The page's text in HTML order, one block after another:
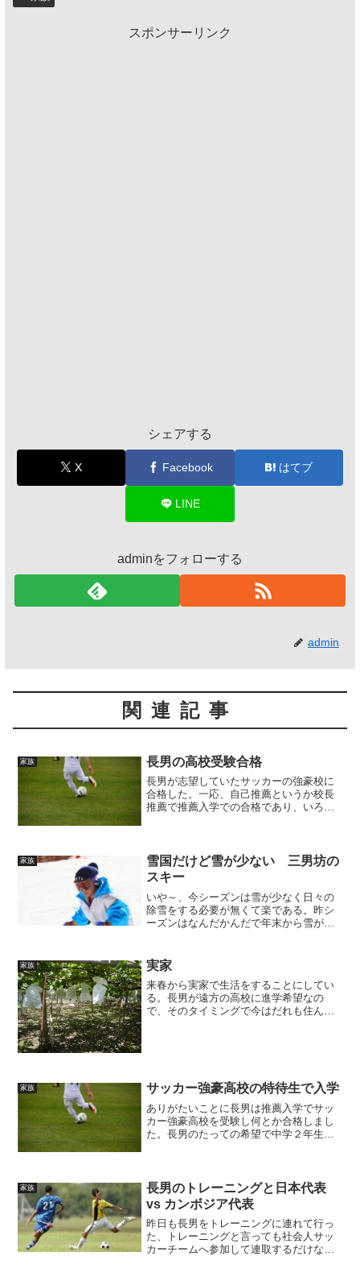
スポンサーリンク
シェアする
X Facebook はてブ
LINE
adminをフォローする
admin
関連記事
家族 長男の高校受験合格
長男が志望していたサッカーの強豪校に
合格した。一応、自己推薦というか校長
推薦で推薦入学での合格であり、いろん
で外食にでも連れて行こう...
家族
雪国だけど雪が少ない 三男坊の
スキー
いや～、今シーズンは雪が少なく日々の
除雪をする必要が無くて楽である。昨シ
ーズンはなんだかんだで年末から雪が降
も楽である。昨シーズンは年初から転職
をし1時間半かけて車での...
家族 実家
来春から実家で生活をすることにしてい
る。長男が遠方の高校に進学希望なの
で、そのタイミングで今はだれも住んで
家族 サッカー強豪高校の特待生で入学
ありがたいことに長男は推薦入学でサッ
カー強豪高校を受験し何とか合格しまし
た。長男のたっての希望で中学２年生の
中に太腿を相手から膝蹴り...
家族
長男のトレーニングと日本代表
vs カンボジア代表
昨日も長男をトレーニングに連れて行っ
た、トレーニングと言っても社会人サッ
カーチームへ参加して連取するだけなの